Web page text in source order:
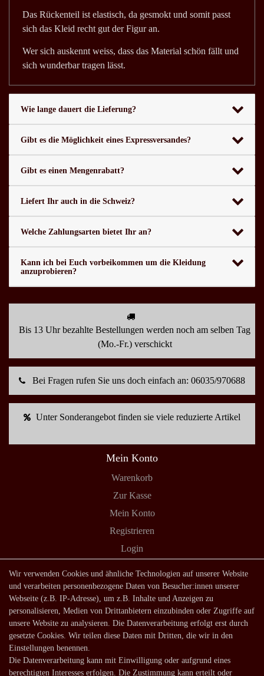
Das Rückenteil ist elastisch, da gesmokt und somit passt
sich das Kleid recht gut der Figur an.
Wer sich auskennt weiss, dass das Material schön fällt und
sich wunderbar tragen lässt.
Wie lange dauert die Lieferung?
Gibt es die Möglichkeit eines Expressversandes?
Gibt es einen Mengenrabatt?
Liefert Ihr auch in die Schweiz?
Welche Zahlungsarten bietet Ihr an?
Kann ich bei Euch vorbeikommen um die Kleidung
anzuprobieren?
Bis 13 Uhr bezahlte Bestellungen werden noch am selben Tag
(Mo.-Fr.) verschickt
Bei Fragen rufen Sie uns doch einfach an: 06035/970688
Unter Sonderangebot finden sie viele reduzierte Artikel
Mein Konto
Warenkorb
Zur Kasse
Mein Konto
Registrieren
Login
Shop
Lagerverkauf
Zahlungsarten
Versandarten und -kosten
Service
Wir verwenden Cookies und ähnliche Technologien auf unserer Website
und verarbeiten personenbezogene Daten von Besucher:innen unserer
Webseite (z.B. IP-Adresse), um z.B. Inhalte und Anzeigen zu
personalisieren, Medien von Drittanbietern einzubinden oder Zugriffe auf
unsere Website zu analysieren. Die Datenverarbeitung erfolgt erst durch
gesetzte Cookies. Wir teilen diese Daten mit Dritten, die wir in den
Einstellungen benennen.
Die Datenverarbeitung kann mit Einwilligung oder aufgrund eines
berechtigten Interesses erfolgen. Die Zustimmung kann erteilt oder